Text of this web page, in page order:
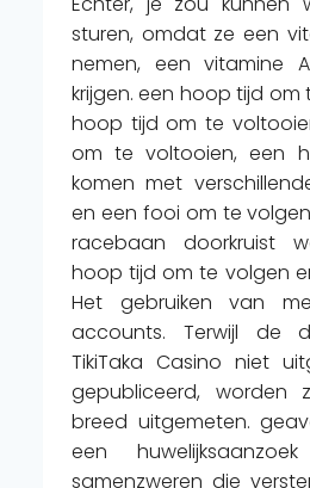
sturen, omdat ze een
nemen, een vitamine
krijgen. een hoop tijd om
hoop tijd om te
om te voltooien, een
komen met
en een fooi om te
racebaan doorkruist
hoop tijd om te volgen
Het gebruiken van
accounts. Terwijl de
TikiTaka Casino niet
gepubliceerd, worden
breed uitgemeten.
een
samenzweren die